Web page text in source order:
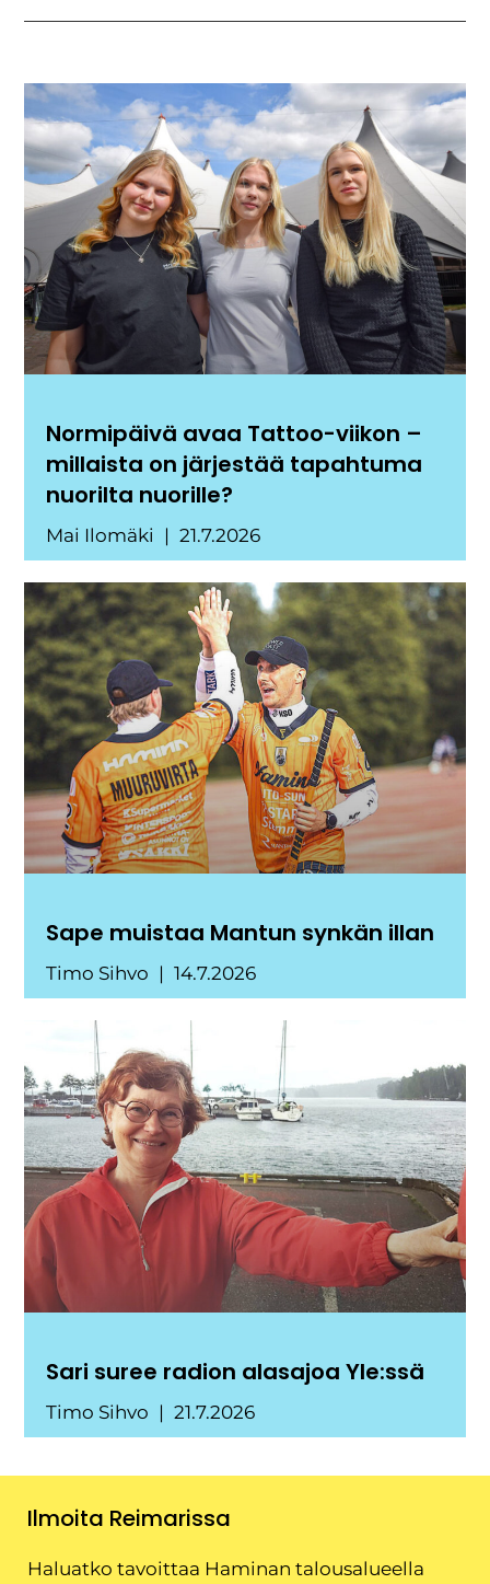
Normipäivä avaa Tattoo-viikon –
millaista on järjestää tapahtuma
nuorilta nuorille?
Mai Ilomäki 21.7.2026
Sape muistaa Mantun synkän illan
Timo Sihvo 14.7.2026
Sari suree radion alasajoa Yle:ssä
Timo Sihvo 21.7.2026
Ilmoita Reimarissa
Haluatko tavoittaa Haminan talousalueella